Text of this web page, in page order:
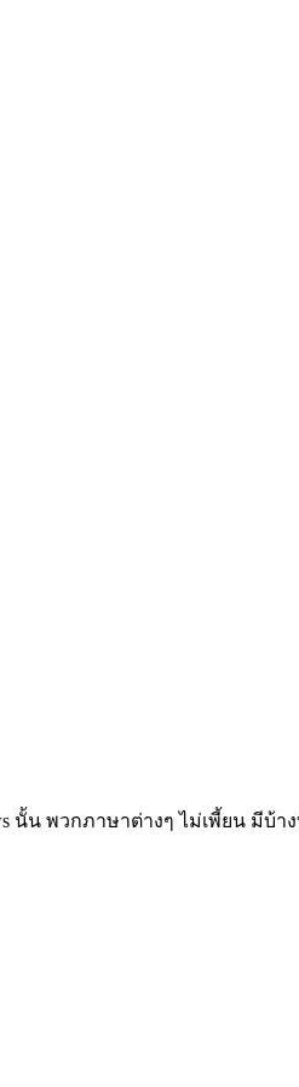
นั้น พวกภาษาต่างๆ ไม่เพี้ยน มี